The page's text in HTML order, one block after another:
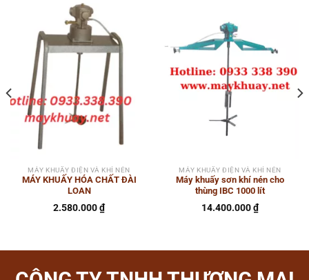
MÁY KHUẤY ĐIỆN VÀ KHÍ NÉN
MÁY KHUẤY HÓA CHẤT ĐÀI
LOAN
2.580.000₫
MÁY KHUẤY ĐIỆN VÀ KHÍ NÉN
Máy khuấy sơn khí nén cho
thùng IBC 1000 lít
14.400.000₫